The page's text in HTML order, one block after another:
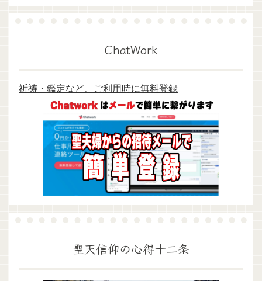
ChatWork
祈祷・鑑定など、ご利用時に無料登録
聖天信仰の心得十二条